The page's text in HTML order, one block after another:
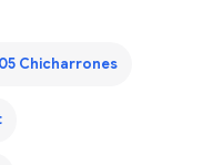
Chicharrones